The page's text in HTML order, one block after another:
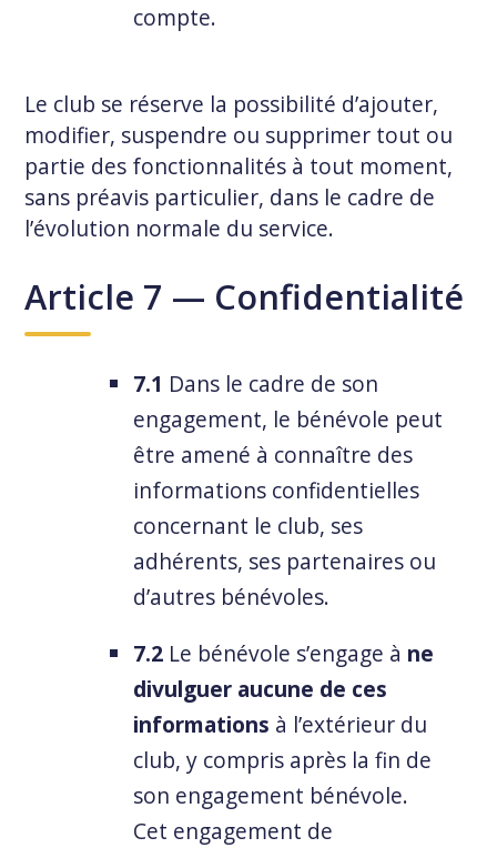
compte.
Le club se réserve la possibilité d’ajouter,
modifier, suspendre ou supprimer tout ou
partie des fonctionnalités à tout moment,
sans préavis particulier, dans le cadre de
l’évolution normale du service.
Article 7 — Confidentialité
7.1 Dans le cadre de son
engagement, le bénévole peut
être amené à connaître des
informations confidentielles
concernant le club, ses
adhérents, ses partenaires ou
d’autres bénévoles.
7.2 Le bénévole s’engage à ne
divulguer aucune de ces
informations à l’extérieur du
club, y compris après la fin de
son engagement bénévole.
Cet engagement de